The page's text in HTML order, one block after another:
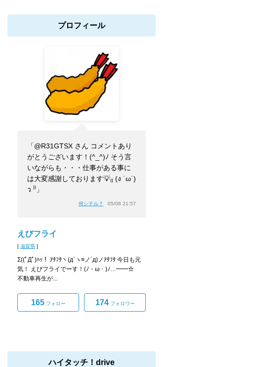
プロフィール
「@R31GTSX さん コメントあり
がとうございます！(^_^)ﾉ そう言
いながらも・・・仕事がある事に
は大変感謝しております💡₍₍ (ง ˙ω˙)
ว ⁾⁾」
何シテル？ 05/08 21:57
えびフライ
[ 滋賀県 ]
Σ((ﾟДﾟ)ﾊｯ！ ｱﾀﾌﾀヽ(д`ヽ≡ノ´д)ノｱﾀﾌﾀ 今日も元
気！ えびフライでーす！(ﾉ・ω・)ﾉ…━━☆
不動車再生が...
165フォロー 174フォロワー
ハイタッチ！drive